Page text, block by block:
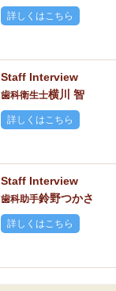
詳しくはこちら
Staff Interview
歯科衛生士横川 智
詳しくはこちら
Staff Interview
歯科助手鈴野つかさ
詳しくはこちら